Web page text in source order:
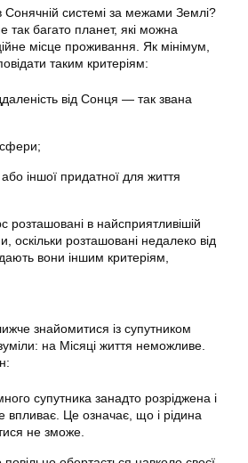
системі за межами Землі?
так багато планет, які можна
місце проживання. Як мінімум,
таким критеріям:
від Сонця — так звана
іншої придатної для життя
розташовані в найсприятливішій
оскільки розташовані недалеко від
вони іншим критеріям,
знайомитися із супутником
на Місяці життя неможливе.
супутника занадто розріджена і
впливає. Це означає, що і рідина
не зможе.